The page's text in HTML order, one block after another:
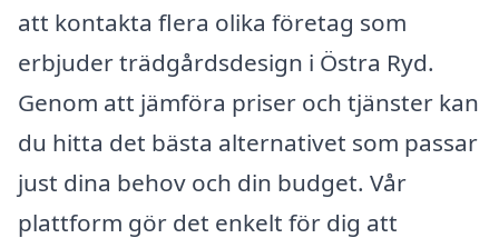
att kontakta flera olika företag som
erbjuder trädgårdsdesign i Östra Ryd.
Genom att jämföra priser och tjänster kan
du hitta det bästa alternativet som passar
just dina behov och din budget. Vår
plattform gör det enkelt för dig att